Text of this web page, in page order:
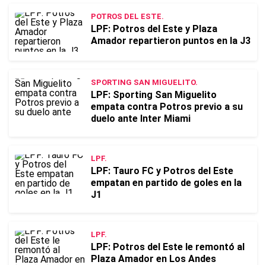
POTROS DEL ESTE.
LPF: Potros del Este y Plaza
Amador repartieron puntos en la J3
SPORTING SAN MIGUELITO.
LPF: Sporting San Miguelito
empata contra Potros previo a su
duelo ante Inter Miami
LPF.
LPF: Tauro FC y Potros del Este
empatan en partido de goles en la
J1
LPF.
LPF: Potros del Este le remontó al
Plaza Amador en Los Andes